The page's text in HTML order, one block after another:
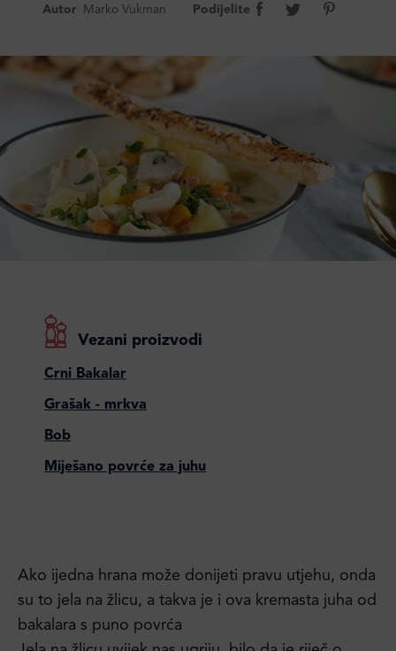
Autor Marko Vukman Podijelite
Vezani proizvodi
Crni Bakalar
Grašak - mrkva
Bob
Miješano povrće za juhu
Ako ijedna hrana može donijeti pravu utjehu, onda
su to jela na žlicu, a takva je i ova kremasta juha od
bakalara s puno povrća